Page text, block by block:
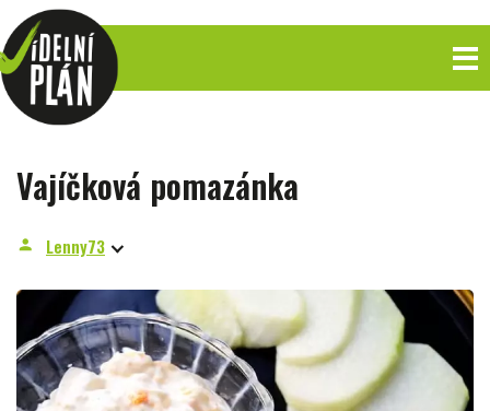
Vajíčková pomazánka
person Lenny73